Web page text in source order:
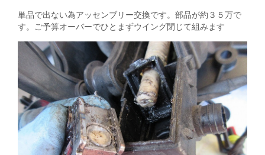
単品で出ない為アッセンブリー交換です。部品が約３５万で
す。ご予算オーバーでひとまずウイング閉じて組みます